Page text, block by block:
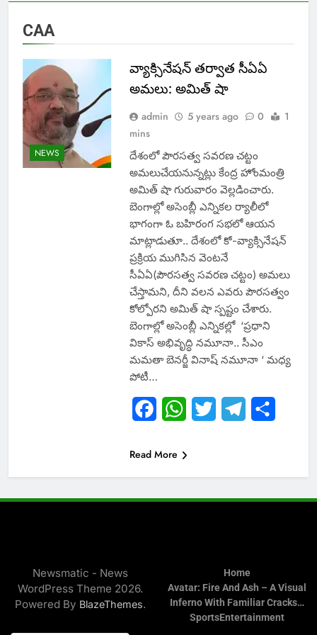
CAA
NEWS
వ్యాక్సినేషన్ తర్వాత సీఏఏ
అమలు: అమిత్ షా
admin 5 years ago 0
1
mins
దేశంలో పౌరసత్వ సవరణ చట్టం
అమలుచేయనున్నట్లు కేంద్ర హోంమంత్రి
అమిత్ షా గురువారం వెల్లడించారు.
బెంగాల్లో అసెంబ్లీ ఎన్నికల ర్యాలీలో
భాగంగా ఓ బహిరంగ సభలో ఆయన
మాట్లాడుతూ.. దేశంలో కో-వ్యాక్సినేషన్
ప్రక్రియ ముగిసిన వెంటనే
సీఏఏ(పౌరసత్వ సవరణ చట్టం) అమలు
చేస్తామని, దీని వలన ఎవరు పౌరసత్వం
కోల్పోరని అమిత్ షా స్పష్టం చేశారు.
బెంగాల్లో అసెంబ్లీ ఎన్నికల్లో ‘ప్రధాని
వికాస్ అభివృద్ధి నమూనా.. సీఎం
మమతా బెనర్జీ వినాష్ నమూనా ‘ మధ్య
పోటీ…
FacebookWhatsApp
Twitter Telegram
Read More
Newsmatic - News
WordPress Theme 2026.
Powered By BlazeThemes.
Home
Avatar: Fire And Ash – A Visual
Inferno With Familiar Cracks…
SportsEntertainment